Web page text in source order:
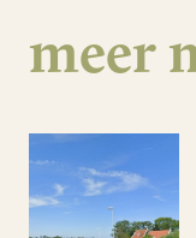
meer